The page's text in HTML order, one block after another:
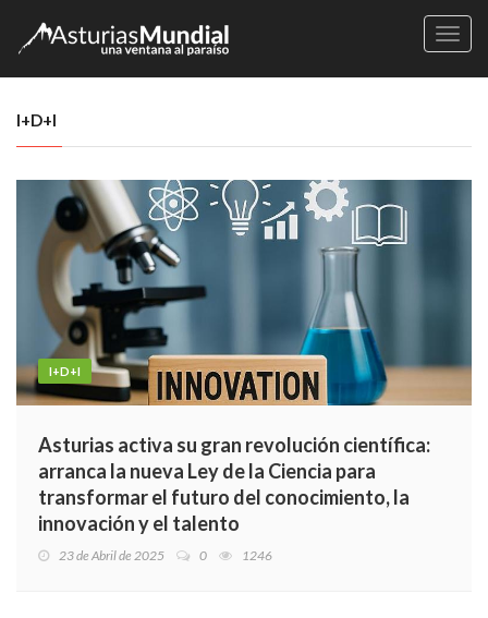
I+D+I
I+D+I
Asturias activa su gran revolución científica:
arranca la nueva Ley de la Ciencia para
transformar el futuro del conocimiento, la
innovación y el talento
23 de Abril de 2025 0 1246